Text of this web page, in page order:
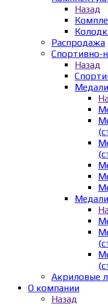
Назад
Распродажа
Спортивно-
Назад
Акриловые
О компании
Назад